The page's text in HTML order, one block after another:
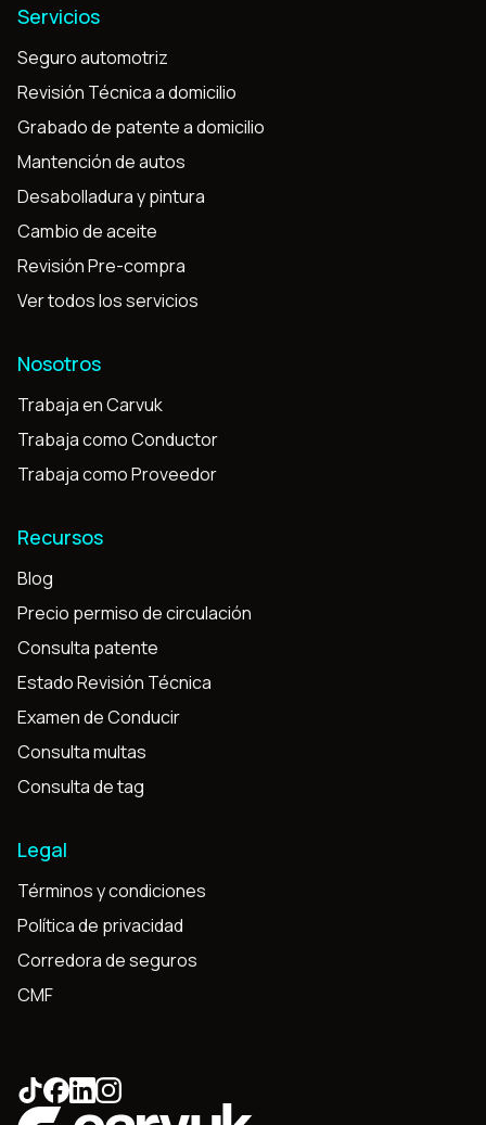
Servicios
Seguro automotriz
Revisión Técnica a domicilio
Grabado de patente a domicilio
Mantención de autos
Desabolladura y pintura
Cambio de aceite
Revisión Pre-compra
Ver todos los servicios
Nosotros
Trabaja en Carvuk
Trabaja como Conductor
Trabaja como Proveedor
Recursos
Blog
Precio permiso de circulación
Consulta patente
Estado Revisión Técnica
Examen de Conducir
Consulta multas
Consulta de tag
Legal
Términos y condiciones
Política de privacidad
Corredora de seguros
CMF